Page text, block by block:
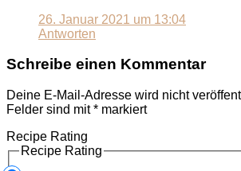
26. Januar 2021 um 13:04
Antworten
Schreibe einen Kommentar
Deine E-Mail-Adresse wird nicht
Felder sind mit* markiert
Recipe Rating
Recipe Rating